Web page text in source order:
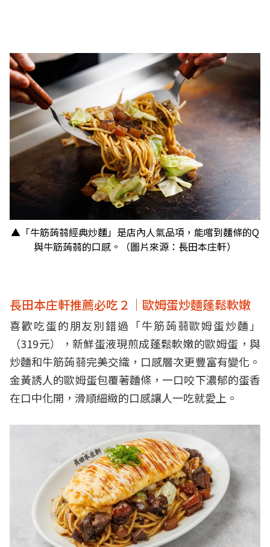
▲「牛筋蒟蒻經典炒麵」是店內人氣品項，能嚐到麵條的Q
與牛筋蒟蒻的口感。（圖片來源：長田本庄軒）
長田本庄軒推薦必吃２｜歐姆蛋炒麵蓬鬆軟嫩
喜歡吃蛋的朋友別錯過「牛筋蒟蒻歐姆蛋炒麵」
（319元），新鮮蛋液現煎成蓬鬆軟嫩的歐姆蛋，與
炒麵和牛筋蒟蒻完美交織，口感層次更豐富有變化。
金黃誘人的歐姆蛋包覆著麵條，一口咬下濃郁的蛋香
在口中化開，滑順細緻的口感讓人一吃就愛上。